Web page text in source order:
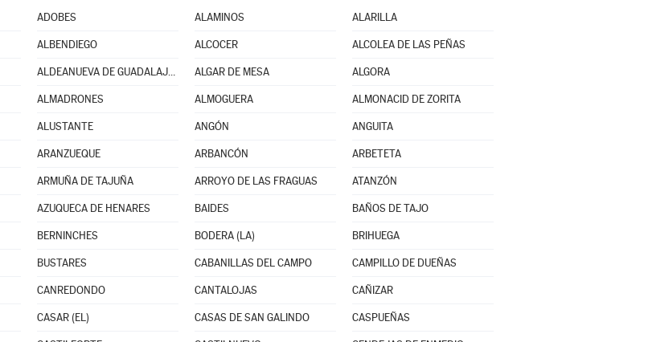
ADOBES ALAMINOS ALARILLA
ALBENDIEGO ALCOCER ALCOLEA DE LAS PEÑAS
ALDEANUEVA DE GUADALAJARA ALGAR DE MESA ALGORA
ALMADRONES ALMOGUERA ALMONACID DE ZORITA
ALUSTANTE ANGÓN ANGUITA
ARANZUEQUE ARBANCÓN ARBETETA
ARMUÑA DE TAJUÑA ARROYO DE LAS FRAGUAS ATANZÓN
AZUQUECA DE HENARES BAIDES BAÑOS DE TAJO
BERNINCHES BODERA (LA) BRIHUEGA
BUSTARES CABANILLAS DEL CAMPO CAMPILLO DE DUEÑAS
CANREDONDO CANTALOJAS CAÑIZAR
CASAR (EL) CASAS DE SAN GALINDO CASPUEÑAS